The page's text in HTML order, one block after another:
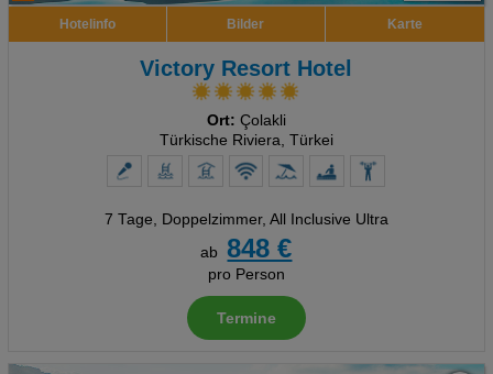
Hotelinfo Bilder Karte
Victory Resort Hotel
Ort: Çolakli
Türkische Riviera, Türkei
7 Tage, Doppelzimmer, All Inclusive Ultra
ab
848 €
pro Person
Termine